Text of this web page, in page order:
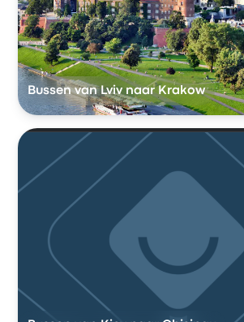
Bussen van Lviv naar Krakow